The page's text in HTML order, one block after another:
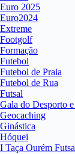
Euro 2025
Euro2024
Extreme
Footgolf
Formação
Futebol
Futebol de Praia
Futebol de Rua
Futsal
Gala do Desporto
Geocaching
Ginástica
Hóquei
I Taça Ourém